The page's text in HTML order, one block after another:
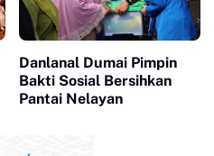
Danlanal Dumai Pimpin
Bakti Sosial Bersihkan
Pantai Nelayan